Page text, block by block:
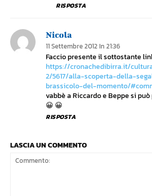
RISPOSTA
Nicola
11 Settembre 2012 In 21:36
Faccio presente il sottostante
https://cronachedibirra.it/
2/5617/alla-scoperta-della-
brassicolo-del-momento/
vabbè a Riccardo e Beppe si
😀 😀
RISPOSTA
LASCIA UN COMMENTO